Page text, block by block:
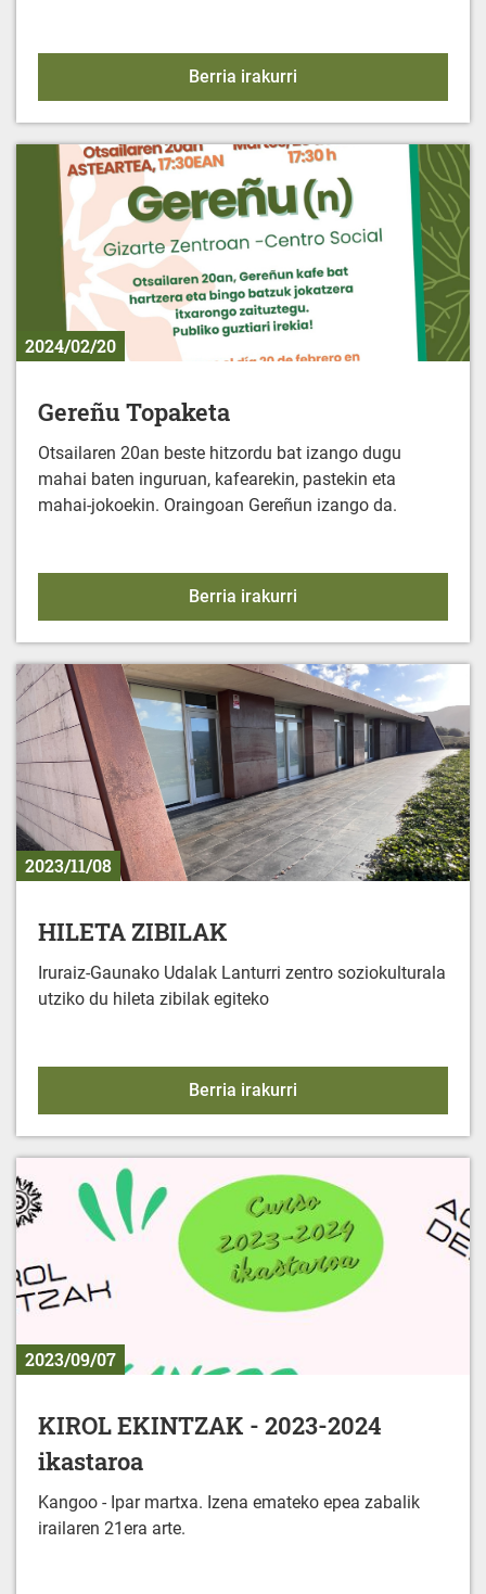
Berria irakurri
2024/02/20
Gereñu Topaketa
Otsailaren 20an beste hitzordu bat izango dugu
mahai baten inguruan, kafearekin, pastekin eta
mahai-jokoekin. Oraingoan Gereñun izango da.
Berria irakurri
2023/11/08
HILETA ZIBILAK
Iruraiz-Gaunako Udalak Lanturri zentro soziokulturala
utziko du hileta zibilak egiteko
Berria irakurri
2023/09/07
KIROL EKINTZAK - 2023-2024
ikastaroa
Kangoo - Ipar martxa. Izena emateko epea zabalik
irailaren 21era arte.